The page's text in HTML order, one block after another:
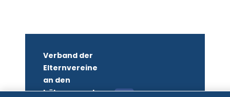
Verband der
Elternvereine
an den
höheren und